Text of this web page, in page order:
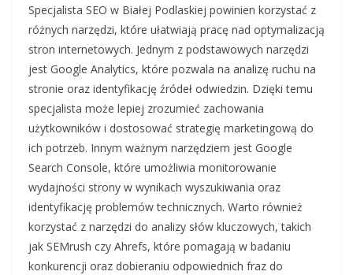
Specjalista SEO w Białej Podlaskiej powinien korzystać z
różnych narzędzi, które ułatwiają pracę nad optymalizacją
stron internetowych. Jednym z podstawowych narzędzi
jest Google Analytics, które pozwala na analizę ruchu na
stronie oraz identyfikację źródeł odwiedzin. Dzięki temu
specjalista może lepiej zrozumieć zachowania
użytkowników i dostosować strategię marketingową do
ich potrzeb. Innym ważnym narzędziem jest Google
Search Console, które umożliwia monitorowanie
wydajności strony w wynikach wyszukiwania oraz
identyfikację problemów technicznych. Warto również
korzystać z narzędzi do analizy słów kluczowych, takich
jak SEMrush czy Ahrefs, które pomagają w badaniu
konkurencji oraz dobieraniu odpowiednich fraz do